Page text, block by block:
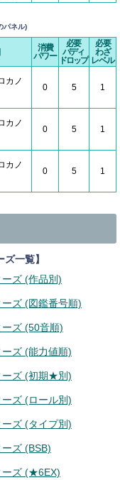
パネル)
消費
パワー
必要
バディ
ドロップ
必要
わざ
レベル
カノ
0 5 1
カノ
0 5 1
カノ
0 5 1
ズ一覧】
ズ (作品別)
ズ (図鑑番号順)
ズ (50音順)
ズ (能力値順)
ーズ (初期★別)
ズ (ロール別)
ズ (タイプ別)
ズ (BSB)
ーズ (★6EX)